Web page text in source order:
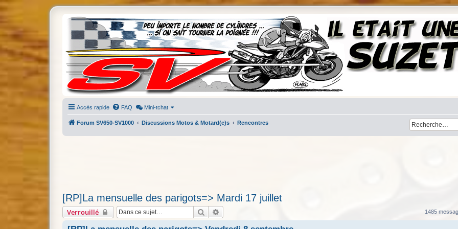
Accès rapide FAQ Mini-tchat
Forum SV650-SV1000 Discussions Motos & Motard(e)s Rencontres
[RP]La mensuelle des parigots=> Mardi 17 juillet
Verrouillé Rechercher 1485